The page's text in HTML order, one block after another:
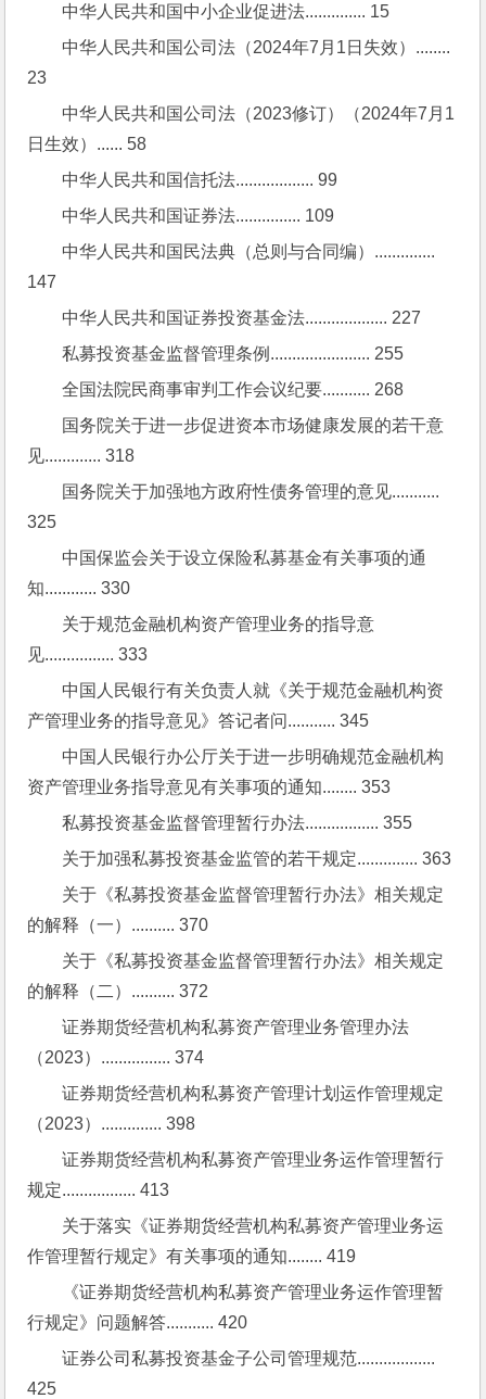
中华人民共和国中小企业促进法.............. 15
中华人民共和国公司法（2024年7月1日失效）........
23
中华人民共和国公司法（2023修订）（2024年7月1
日生效）...... 58
中华人民共和国信托法.................. 99
中华人民共和国证券法............... 109
中华人民共和国民法典（总则与合同编）..............
147
中华人民共和国证券投资基金法................... 227
私募投资基金监督管理条例....................... 255
全国法院民商事审判工作会议纪要........... 268
国务院关于进一步促进资本市场健康发展的若干意
见............. 318
国务院关于加强地方政府性债务管理的意见...........
325
中国保监会关于设立保险私募基金有关事项的通
知............ 330
关于规范金融机构资产管理业务的指导意
见................ 333
中国人民银行有关负责人就《关于规范金融机构资
产管理业务的指导意见》答记者问........... 345
中国人民银行办公厅关于进一步明确规范金融机构
资产管理业务指导意见有关事项的通知........ 353
私募投资基金监督管理暂行办法................. 355
关于加强私募投资基金监管的若干规定.............. 363
关于《私募投资基金监督管理暂行办法》相关规定
的解释（一）.......... 370
关于《私募投资基金监督管理暂行办法》相关规定
的解释（二）.......... 372
证券期货经营机构私募资产管理业务管理办法
（2023）................ 374
证券期货经营机构私募资产管理计划运作管理规定
（2023）.............. 398
证券期货经营机构私募资产管理业务运作管理暂行
规定................. 413
关于落实《证券期货经营机构私募资产管理业务运
作管理暂行规定》有关事项的通知........ 419
《证券期货经营机构私募资产管理业务运作管理暂
行规定》问题解答........... 420
证券公司私募投资基金子公司管理规范..................
425